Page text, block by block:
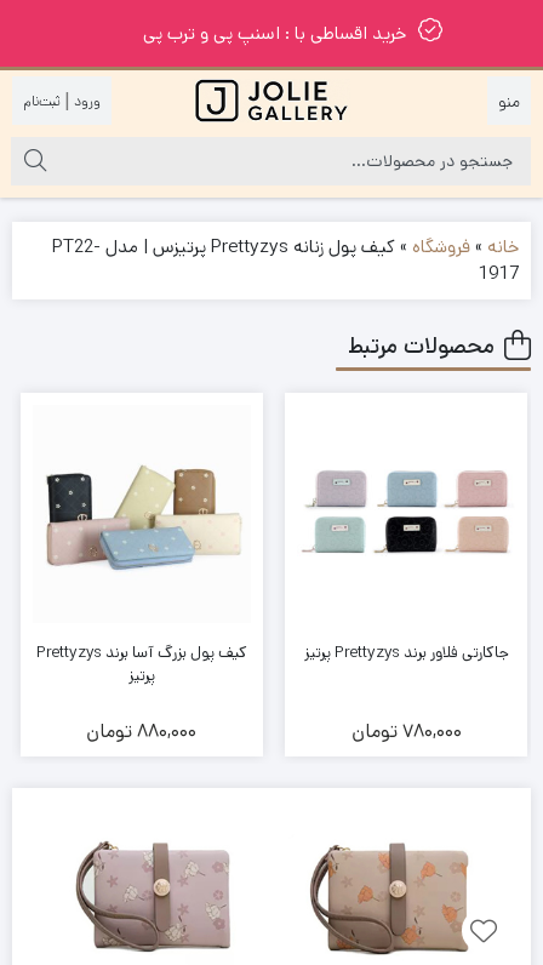
خرید اقساطی با : اسنپ پی و ترب پی
|
خانه »فروشگاه »
کیف پول زنانه Prettyzys پرتیزس | مدل PT22-
1917
محصولات مرتبط
جاکارتی فلاور برند Prettyzys پرتیز
780,000تومان
کیف پول بزرگ آسا برند Prettyzys
پرتیز
880,000تومان